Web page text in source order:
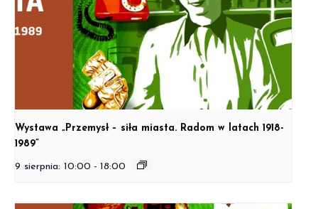
Wystawa „Przemysł – siła miasta. Radom w latach 1918-
1989”
9 sierpnia: 10:00 - 18:00